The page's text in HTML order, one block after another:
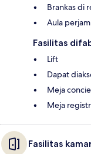
Brankas di
Aula
Fasilitas
Lift
Dapat
Meja
Meja
Fasilitas